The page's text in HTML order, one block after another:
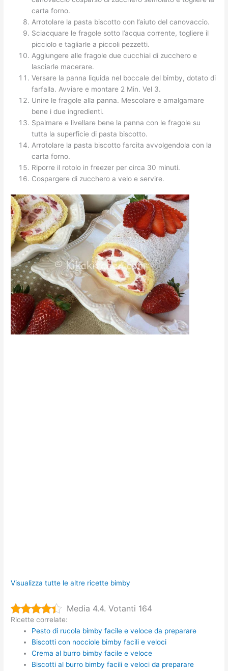
carta forno.
Arrotolare la pasta biscotto con l’aiuto del canovaccio.
Sciacquare le fragole sotto l’acqua corrente, togliere il
picciolo e tagliarle a piccoli pezzetti.
Aggiungere alle fragole due cucchiai di zucchero e
lasciarle macerare.
Versare la panna liquida nel boccale del bimby, dotato di
farfalla. Avviare e montare 2 Min. Vel 3.
Unire le fragole alla panna. Mescolare e amalgamare
bene i due ingredienti.
Spalmare e livellare bene la panna con le fragole su
tutta la superficie di pasta biscotto.
Arrotolare la pasta biscotto farcita avvolgendola con la
carta forno.
Riporre il rotolo in freezer per circa 30 minuti.
Cospargere di zucchero a velo e servire.
Visualizza tutte le altre ricette bimby
Media 4.4. Votanti 164
Ricette correlate:
Pesto di rucola bimby facile e veloce da preparare
Biscotti con nocciole bimby facili e veloci
Crema al burro bimby facile e veloce
Biscotti al burro bimby facili e veloci da preparare